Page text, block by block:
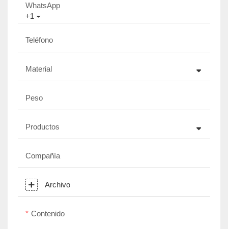
+1
WhatsApp
Teléfono
Material
Peso
Productos
Compañía
Archivo
Contenido